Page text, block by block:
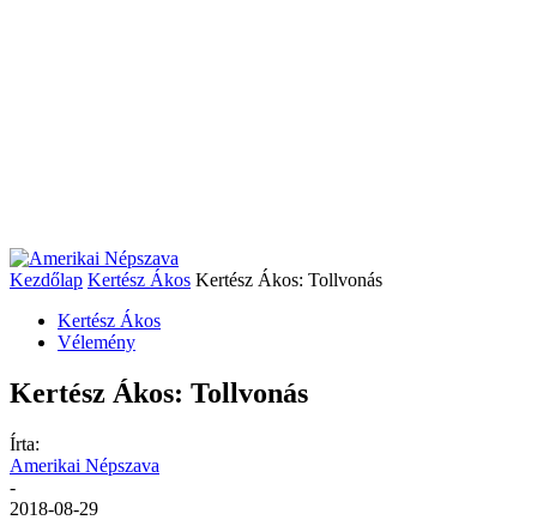
Kezdőlap Kertész Ákos Kertész Ákos: Tollvonás
Kertész Ákos
Vélemény
Kertész Ákos: Tollvonás
Írta:
Amerikai Népszava
-
2018-08-29